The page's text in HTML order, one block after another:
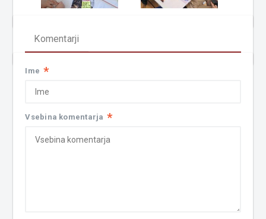
Komentarji
Ime *
Vsebina komentarja *